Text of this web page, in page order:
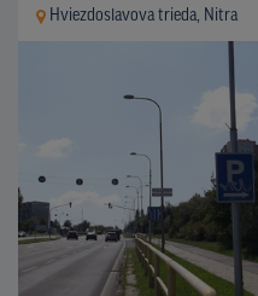
Hviezdoslavova trieda, Nitra